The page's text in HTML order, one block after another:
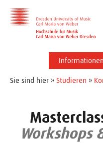
Studierende
International
Presse
Alumni
Sie sind hier » Studieren »
Workshops